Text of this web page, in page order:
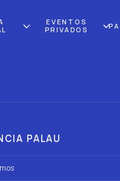
EVENTOS
PRIVADOS
PALAU